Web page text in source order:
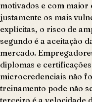
motivados e com maior
justamente os mais
explícitas, o risco de
segundo é a aceitação
mercado.
diplomas e
microcredenciais não
treinamento pode não